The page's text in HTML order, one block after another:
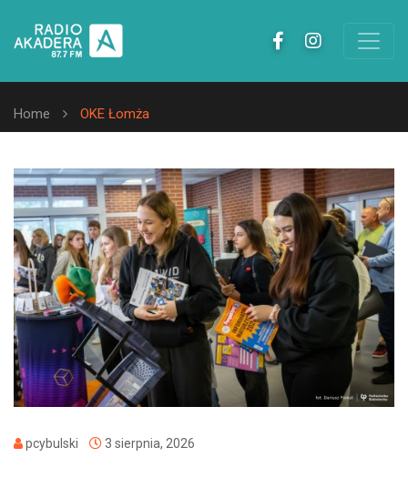
Home OKE Łomża
pcybulski 3 sierpnia, 2026